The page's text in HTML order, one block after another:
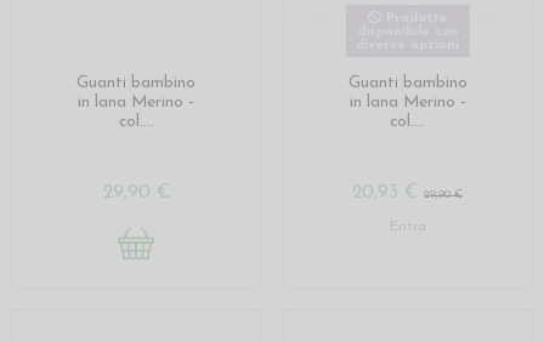
Guanti bambino
in lana Merino -
col....
29,90 €
Guanti bambino
in lana Merino -
col....
20,93 €29,90 €
Entra